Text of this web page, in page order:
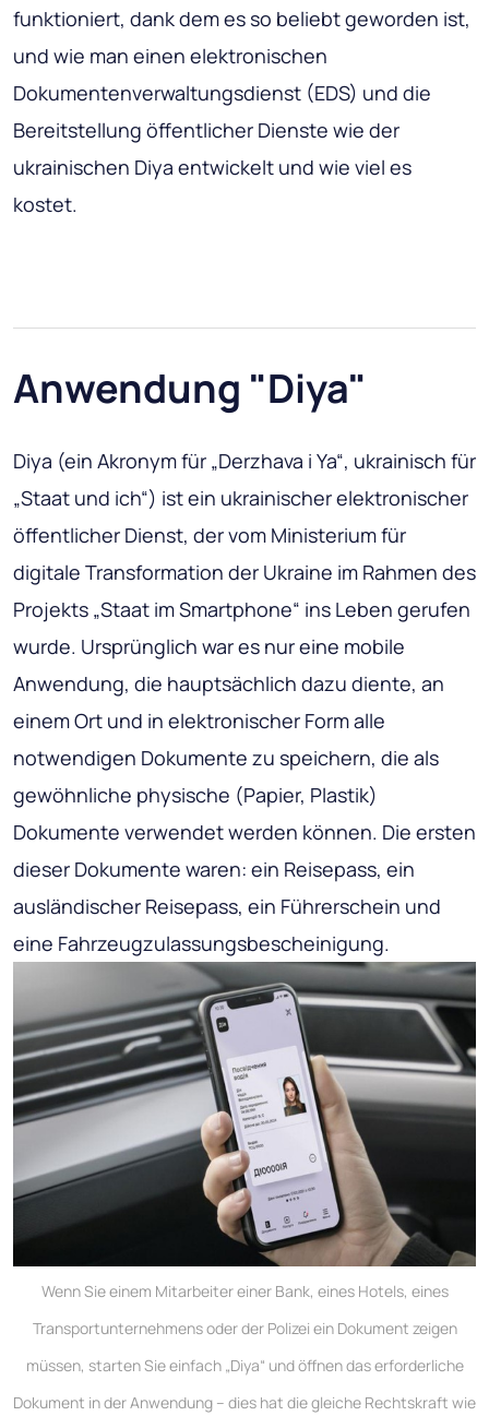
funktioniert, dank dem es so beliebt geworden ist,
und wie man einen elektronischen
Dokumentenverwaltungsdienst (EDS) und die
Bereitstellung öffentlicher Dienste wie der
ukrainischen Diya entwickelt und wie viel es
kostet.
Anwendung "Diya"
Diya (ein Akronym für „Derzhava i Ya“, ukrainisch für
„Staat und ich“) ist ein ukrainischer elektronischer
öffentlicher Dienst, der vom Ministerium für
digitale Transformation der Ukraine im Rahmen des
Projekts „Staat im Smartphone“ ins Leben gerufen
wurde. Ursprünglich war es nur eine mobile
Anwendung, die hauptsächlich dazu diente, an
einem Ort und in elektronischer Form alle
notwendigen Dokumente zu speichern, die als
gewöhnliche physische (Papier, Plastik)
Dokumente verwendet werden können. Die ersten
dieser Dokumente waren: ein Reisepass, ein
ausländischer Reisepass, ein Führerschein und
eine Fahrzeugzulassungsbescheinigung.
Wenn Sie einem Mitarbeiter einer Bank, eines Hotels, eines
Transportunternehmens oder der Polizei ein Dokument zeigen
müssen, starten Sie einfach „Diya“ und öffnen das erforderliche
Dokument in der Anwendung – dies hat die gleiche Rechtskraft wie